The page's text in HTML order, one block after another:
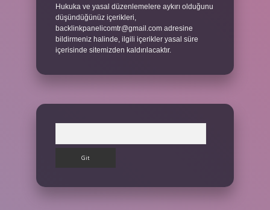
Hukuka ve yasal düzenlemelere aykırı olduğunu
düşündüğünüz içerikleri,
backlinkpanelicomtr@gmail.com adresine
bildirmeniz halinde, ilgili içerikler yasal süre
içerisinde sitemizden kaldırılacaktır.